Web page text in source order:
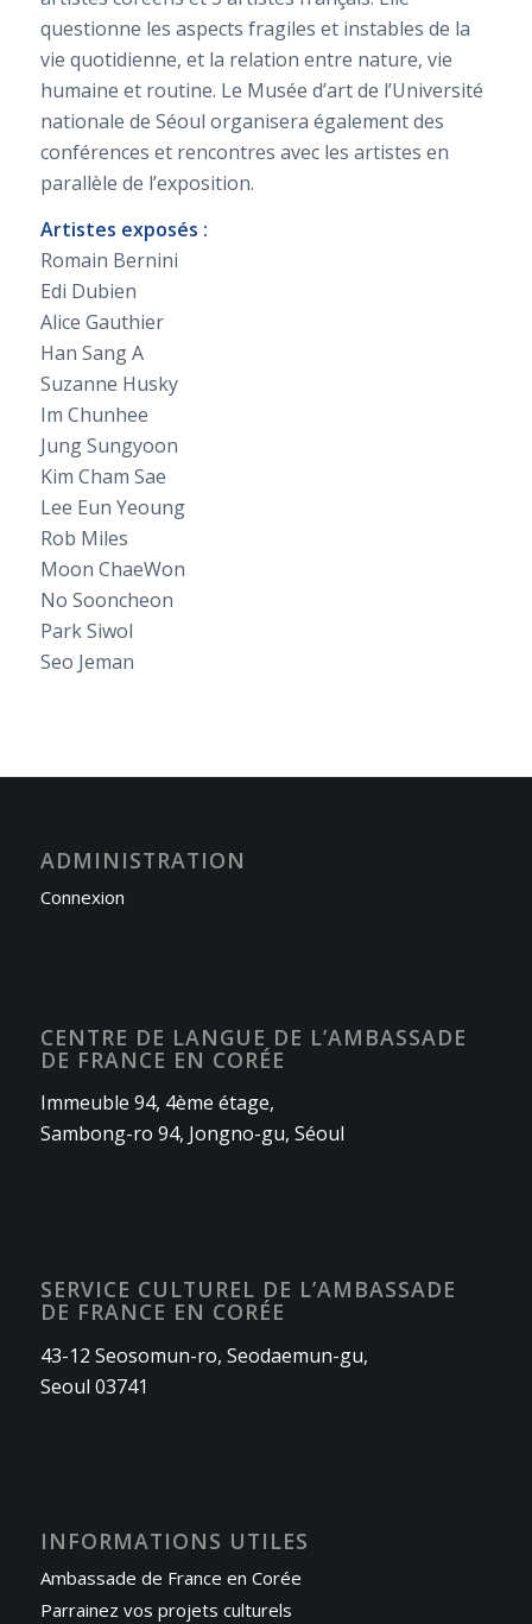
questionne les aspects fragiles et instables de la
vie quotidienne, et la relation entre nature, vie
humaine et routine. Le Musée d’art de l’Université
nationale de Séoul organisera également des
conférences et rencontres avec les artistes en
parallèle de l’exposition.
Artistes exposés :
Romain Bernini
Edi Dubien
Alice Gauthier
Han Sang A
Suzanne Husky
Im Chunhee
Jung Sungyoon
Kim Cham Sae
Lee Eun Yeoung
Rob Miles
Moon ChaeWon
No Sooncheon
Park Siwol
Seo Jeman
ADMINISTRATION
Connexion
CENTRE DE LANGUE DE L’AMBASSADE
DE FRANCE EN CORÉE
Immeuble 94, 4ème étage,
Sambong-ro 94, Jongno-gu, Séoul
SERVICE CULTUREL DE L’AMBASSADE
DE FRANCE EN CORÉE
43-12 Seosomun-ro, Seodaemun-gu,
Seoul 03741
INFORMATIONS UTILES
Ambassade de France en Corée
Parrainez vos projets culturels